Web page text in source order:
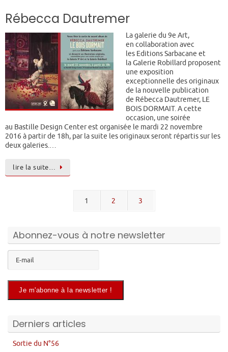
Rébecca Dautremer
La galerie du 9e Art,
en collaboration avec
les Editions Sarbacane et
la Galerie Robillard proposent
une exposition
exceptionnelle des originaux
de la nouvelle publication
de Rébecca Dautremer, LE
BOIS DORMAIT. A cette
occasion, une soirée
au Bastille Design Center est organisée le mardi 22 novembre
2016 à partir de 18h, par la suite les originaux seront répartis sur les
deux galeries.…
lire la suite…
1 2 3
Abonnez-vous à notre newsletter
Derniers articles
Sortie du N°56